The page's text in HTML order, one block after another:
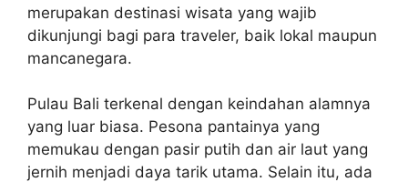
merupakan destinasi wisata yang wajib
dikunjungi bagi para traveler, baik lokal maupun
mancanegara.
Pulau Bali terkenal dengan keindahan alamnya
yang luar biasa. Pesona pantainya yang
memukau dengan pasir putih dan air laut yang
jernih menjadi daya tarik utama. Selain itu, ada